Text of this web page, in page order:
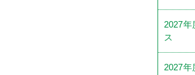
2027
ス
2027